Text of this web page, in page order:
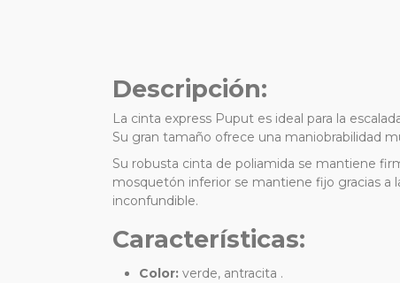
Descripción:
La cinta express Puput es ideal para la
Su gran tamaño ofrece una maniobrabilidad
Su robusta cinta de poliamida se mantiene
mosquetón inferior se mantiene fijo gracias a
inconfundible.
Características:
Color: verde, antracita .